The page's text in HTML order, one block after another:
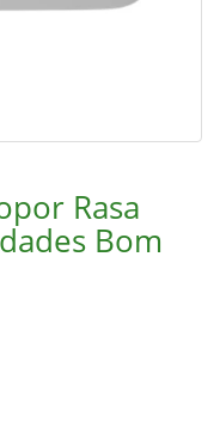
Rasa
Bom